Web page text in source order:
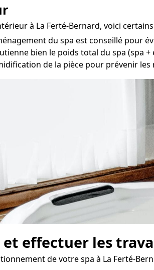
à La Ferté-Bernard, voici
du spa est conseillé pour
bien le poids total du spa (spa
de la pièce pour prévenir
effectuer les
de votre spa à La Ferté-